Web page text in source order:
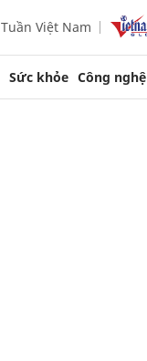
Tuần Việt Nam
Sức khỏe Công nghệ